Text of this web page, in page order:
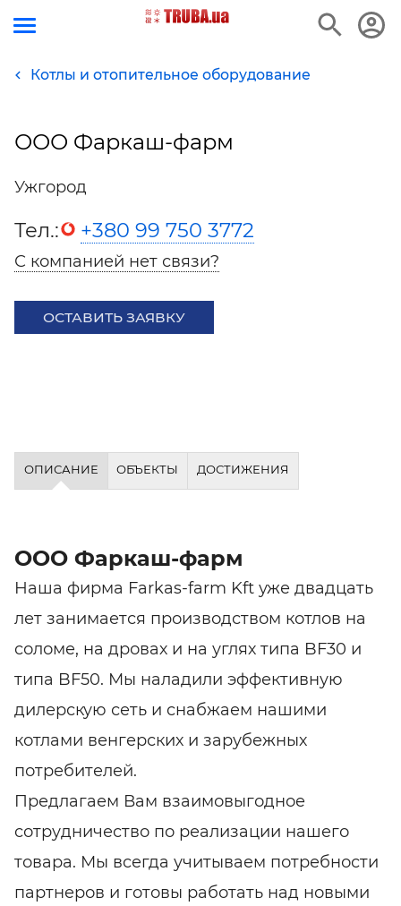
Котлы и отопительное оборудование
ООО Фаркаш-фарм
Ужгород
Тел.: +380 99 750 3772
С компанией нет связи?
ОСТАВИТЬ ЗАЯВКУ
ОПИСАНИЕ ОБЪЕКТЫ ДОСТИЖЕНИЯ
ООО Фаркаш-фарм
Наша фирма Farkas-farm Kft уже двадцать
лет занимается производством котлов на
соломе, на дровах и на углях типа BF30 и
типа BF50. Мы наладили эффективную
дилерскую сеть и снабжаем нашими
котлами венгерских и зарубежных
потребителей.
Предлагаем Вам взаимовыгодное
сотрудничество по реализации нашего
товара. Мы всегда учитываем потребности
партнеров и готовы работать над новыми